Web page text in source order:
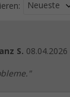
Neueste
S. 08.04.2026